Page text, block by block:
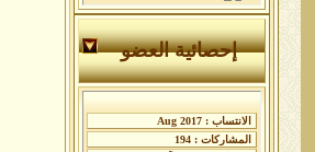
إحصائية العضو